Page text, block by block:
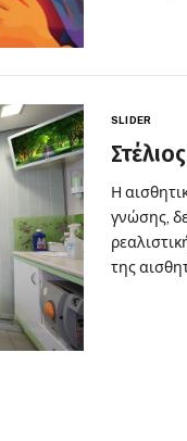
SLIDER
Η
γνώσης,
της